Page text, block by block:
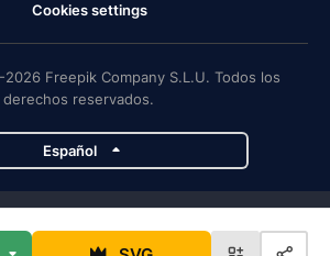
Cookies settings
Freepik Company S.L.U. Todos los
derechos reservados.
Español